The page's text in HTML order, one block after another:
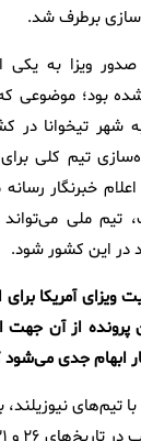
برطرف شد.
ویزا به یکی
بود؛ موضوعی
شهر تیخوانا در
خبرنگار رسانه
ملی می‌تواند
در این کشور شود.
ویزای آمریکا
پرونده از آن
ابهام جدی
با تیم‌های